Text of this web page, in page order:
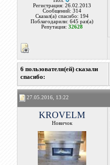
Регистрация: 26.02.2013
Сообщений: 314
Сказал(а) спасибо: 194
Поблагодарили: 645 раз(а)
Репутация:32628
6 пользователя(ей) сказали
cпасибо:
27.05.2016, 13:22
KROVELM
Новичок